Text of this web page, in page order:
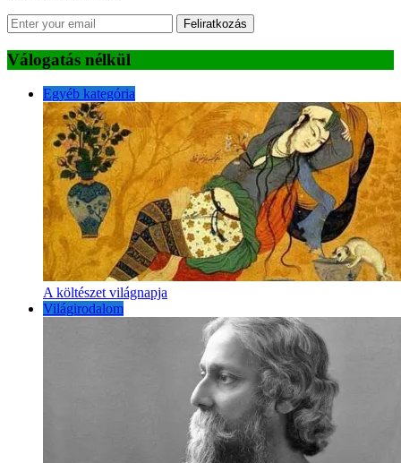
Feliratkozás
Válogatás nélkül
Egyéb kategória
A költészet világnapja
Világirodalom